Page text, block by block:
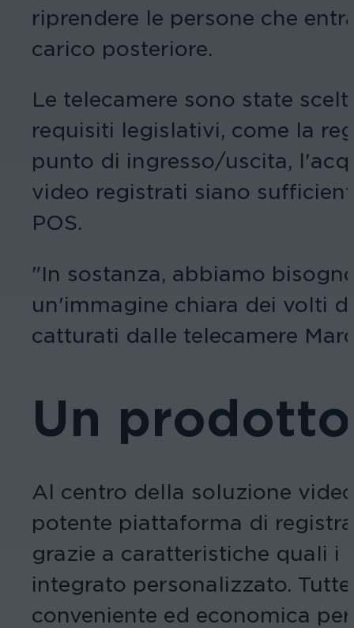
riprendere le persone che
carico posteriore.
Le telecamere sono state
requisiti legislativi, come la
punto di ingresso/uscita,
video registrati siano
POS.
"In sostanza, abbiamo
un'immagine chiara dei volti
catturati dalle telecamere
Un
Al centro della soluzione
potente piattaforma di
grazie a caratteristiche quali i
integrato personalizzato.
conveniente ed economica